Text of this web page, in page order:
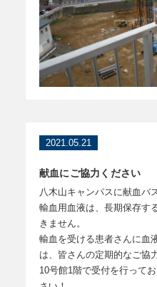
2021.05.21
献血にご協力ください
八木山キャンパスに献血バ
輸血用血液は、長期保存す
きません。
輸血を受ける患者さんに血
は、皆さんの定期的なご協
10号館1階で受付を行って